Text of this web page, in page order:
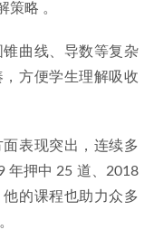
策略 。
锥曲线、导数等复杂
方便学生理解吸收
表现突出，连续多
年押中 25 道、2018
的课程也助力众多